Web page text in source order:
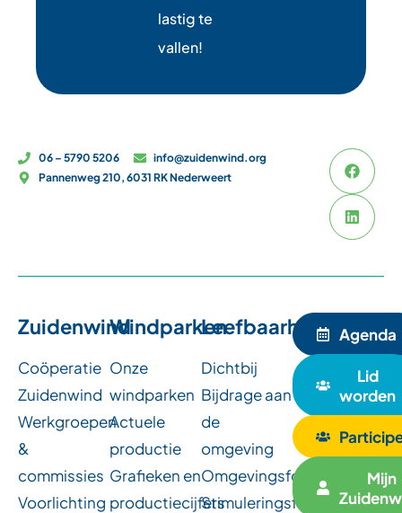
lastig te
vallen!
06 – 5790 5206
info@zuidenwind.org
Pannenweg 210, 6031 RK Nederweert
Zuidenwind
Coöperatie
Zuidenwind
Werkgroepen
&
commissies
Voorlichting
Windparken
Onze
windparken
Actuele
productie
Grafieken en
productiecijfers
Leefbaarheid
Dichtbij
Bijdrage aan
de
omgeving
Omgevingsfondsen
Stimuleringsfonds
Agenda
Lid
worden
Mijn